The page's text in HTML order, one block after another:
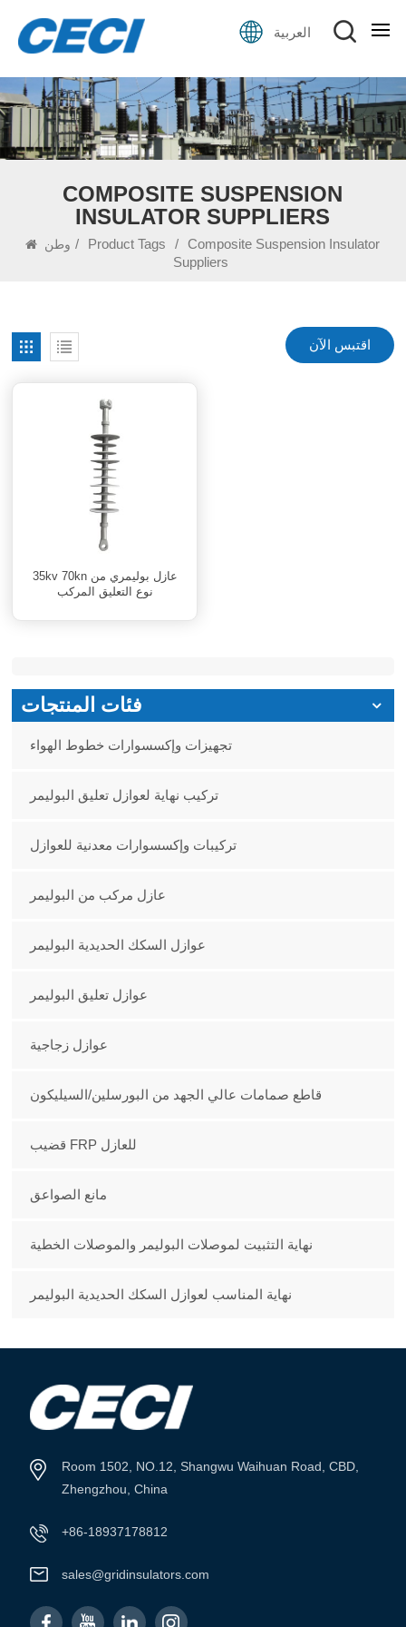
العربية
COMPOSITE SUSPENSION
INSULATOR SUPPLIERS
وطن / Product Tags /
Composite Suspension Insulator
Suppliers
اقتبس الآن
35kv 70kn عازل بوليمري من
نوع التعليق المركب
فئات المنتجات
تجهيزات وإكسسوارات خطوط الهواء
تركيب نهاية لعوازل تعليق البوليمر
تركيبات وإكسسوارات معدنية للعوازل
عازل مركب من البوليمر
عوازل السكك الحديدية البوليمر
عوازل تعليق البوليمر
عوازل زجاجية
قاطع صمامات عالي الجهد من البورسلين/السيليكون
قضيب FRP للعازل
مانع الصواعق
نهاية التثبيت لموصلات البوليمر والموصلات الخطية
نهاية المناسب لعوازل السكك الحديدية البوليمر
Room 1502, NO.12, Shangwu Waihuan Road, CBD,
Zhengzhou, China
+86-18937178812
sales@gridinsulators.com